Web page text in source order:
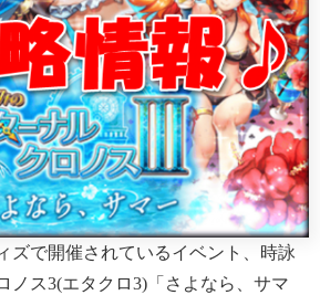
ズで開催されているイベント、時詠
ノス3(エタクロ3)「さよなら、サマ